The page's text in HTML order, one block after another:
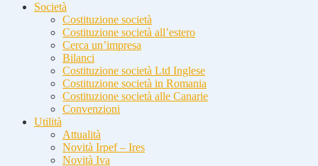
Società
Costituzione società
Costituzione società all’estero
Cerca un’impresa
Bilanci
Costituzione società Ltd Inglese
Costituzione società in Romania
Costituzione società alle Canarie
Convenzioni
Utilità
Attualità
Novità Irpef – Ires
Novità Iva